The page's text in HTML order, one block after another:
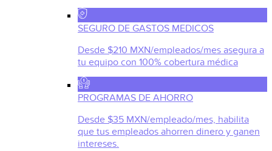
SEGURO DE GASTOS MEDICOS
Desde $210 MXN/empleados/mes asegura a
tu equipo con 100% cobertura médica
PROGRAMAS DE AHORRO
Desde $35 MXN/empleado/mes, habilita
que tus empleados ahorren dinero y ganen
intereses.